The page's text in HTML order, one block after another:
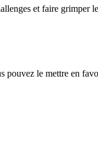
et faire grimper
pouvez le mettre en